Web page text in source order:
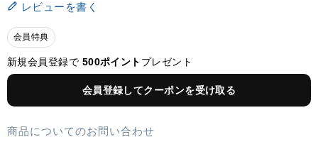
レビューを書く
会員特典
新規会員登録で 500ポイント プレゼント
会員登録してクーポンを受け取る
商品についてのお問い合わせ